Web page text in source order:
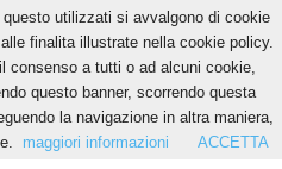
utilizzati si avvalgono di cookie
finalita illustrate nella cookie policy.
consenso a tutti o ad alcuni cookie,
questo banner, scorrendo questa
la navigazione in altra maniera,
maggiori informazioni ACCETTA